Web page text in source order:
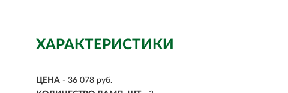
ХАРАКТЕРИСТИКИ
ЦЕНА - 36 078 руб.